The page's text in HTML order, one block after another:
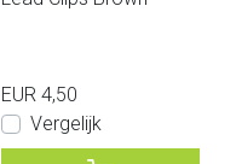
EUR 4,50
Vergelijk